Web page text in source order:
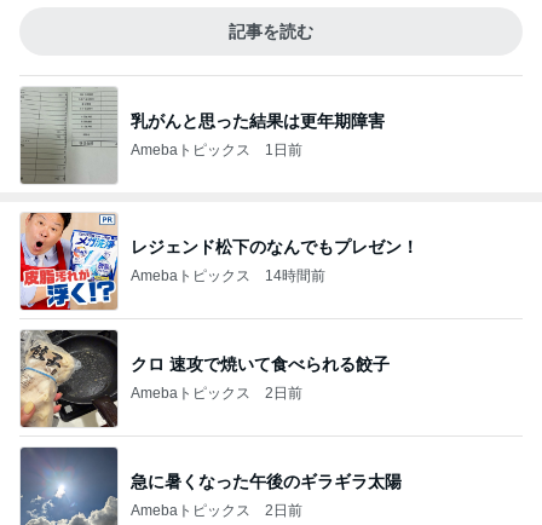
記事を読む
乳がんと思った結果は更年期障害
Amebaトピックス 1日前
レジェンド松下のなんでもプレゼン！
Amebaトピックス 14時間前
クロ 速攻で焼いて食べられる餃子
Amebaトピックス 2日前
急に暑くなった午後のギラギラ太陽
Amebaトピックス 2日前